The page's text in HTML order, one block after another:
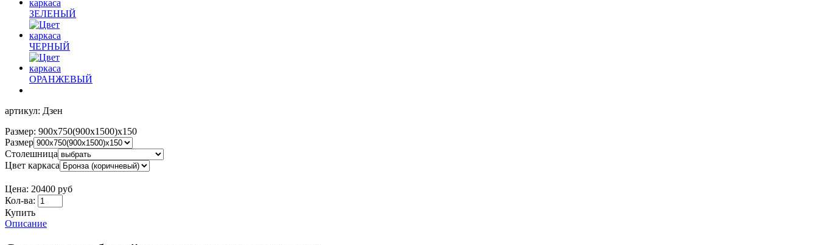
артикул: Дзен
Размер: 900х750(900х1500)х150
Размер
Столешница
Цвет каркаса
Цена: 20400 руб
Кол-ва:
Купить
Описание